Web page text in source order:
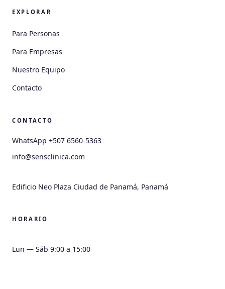
EXPLORAR
Para Personas
Para Empresas
Nuestro Equipo
Contacto
CONTACTO
WhatsApp +507 6560-5363
info@sensclinica.com
HORARIO